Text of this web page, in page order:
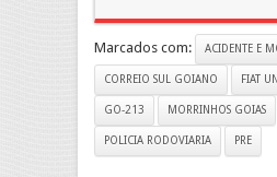
Marcados com: ACIDENTE E
CORREIO SUL GOIANO FIAT
GO-213 MORRINHOS GOIAS
POLICIA RODOVIARIA PRE